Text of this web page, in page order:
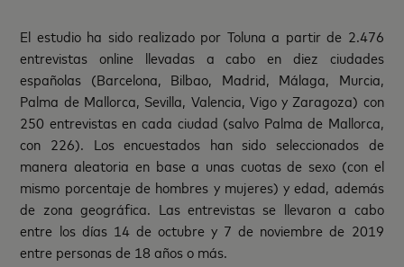
El estudio ha sido realizado por Toluna a partir de 2.476
entrevistas online llevadas a cabo en diez ciudades
españolas (Barcelona, Bilbao, Madrid, Málaga, Murcia,
Palma de Mallorca, Sevilla, Valencia, Vigo y Zaragoza) con
250 entrevistas en cada ciudad (salvo Palma de Mallorca,
con 226). Los encuestados han sido seleccionados de
manera aleatoria en base a unas cuotas de sexo (con el
mismo porcentaje de hombres y mujeres) y edad, además
de zona geográfica. Las entrevistas se llevaron a cabo
entre los días 14 de octubre y 7 de noviembre de 2019
entre personas de 18 años o más.